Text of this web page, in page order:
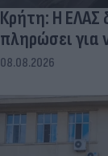
Κρήτη: Η ΕΛΑΣ
πληρώσει για
08.08.2026